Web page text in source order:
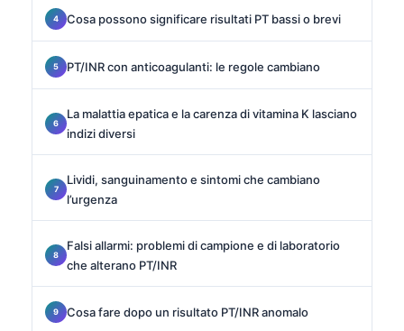
Cosa possono significare risultati PT bassi o brevi
PT/INR con anticoagulanti: le regole cambiano
La malattia epatica e la carenza di vitamina K lasciano
indizi diversi
Lividi, sanguinamento e sintomi che cambiano
l’urgenza
Falsi allarmi: problemi di campione e di laboratorio
che alterano PT/INR
Cosa fare dopo un risultato PT/INR anomalo